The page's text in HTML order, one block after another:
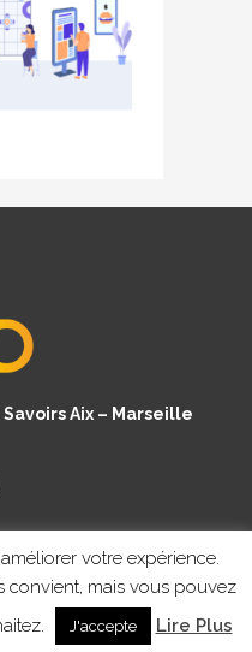
Aix – Marseille
LEGALES
votre expérience.
convient, mais vous pouvez
J'accepte Lire Plus